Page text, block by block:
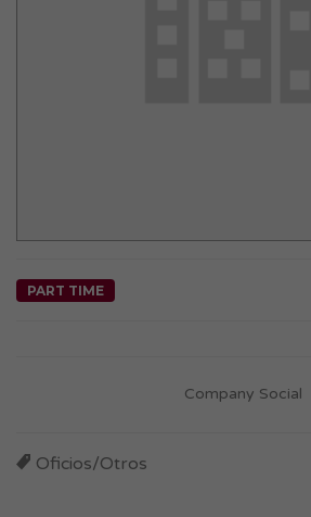
PART TIME
Company Social
Oficios/Otros